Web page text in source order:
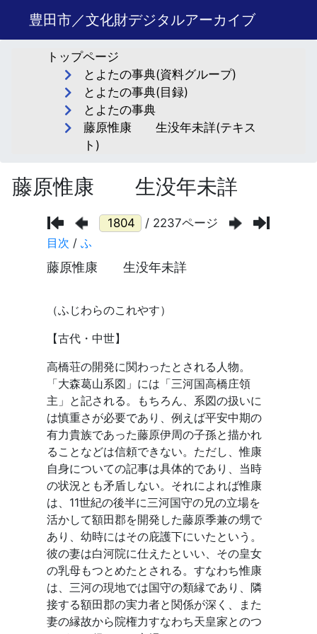
豊田市／文化財デジタルアーカイブ
トップページ
とよたの事典(資料グループ)
とよたの事典(目録)
とよたの事典
藤原惟康 生没年未詳(テキス
ト)
藤原惟康 生没年未詳
/ 2237ページ